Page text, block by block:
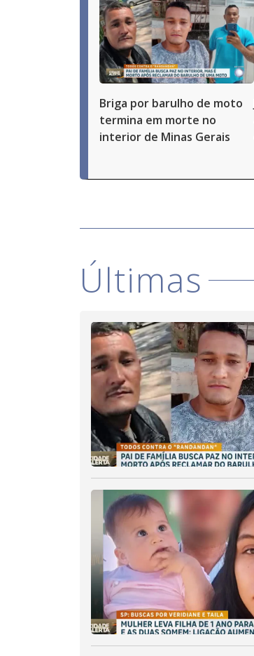
Briga por barulho de moto
termina em morte no
interior de Minas Gerais
Últimas